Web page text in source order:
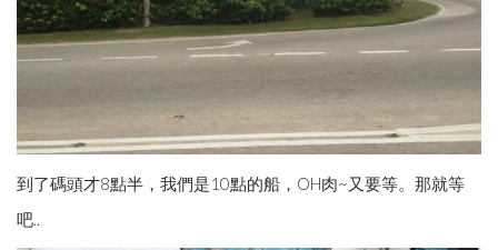
到了碼頭才8點半，我們是10點的船，OH肉~又要等。那就等
吧..